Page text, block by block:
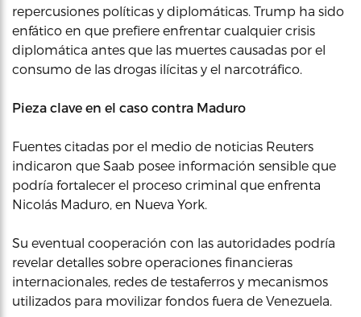
repercusiones políticas y diplomáticas. Trump ha sido
enfático en que prefiere enfrentar cualquier crisis
diplomática antes que las muertes causadas por el
consumo de las drogas ilícitas y el narcotráfico.
Pieza clave en el caso contra Maduro
Fuentes citadas por el medio de noticias Reuters
indicaron que Saab posee información sensible que
podría fortalecer el proceso criminal que enfrenta
Nicolás Maduro, en Nueva York.
Su eventual cooperación con las autoridades podría
revelar detalles sobre operaciones financieras
internacionales, redes de testaferros y mecanismos
utilizados para movilizar fondos fuera de Venezuela.